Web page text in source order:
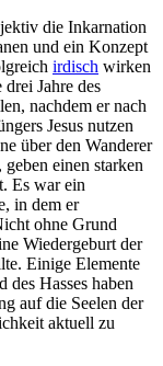
die Inkarnation
und ein Konzept
irdisch wirken
Jahre des
nachdem er nach
Jesus nutzen
über den Wanderer
einen starken
Es war ein
in dem er
ohne Grund
Wiedergeburt der
Einige Elemente
des Hasses haben
auf die Seelen der
aktuell zu